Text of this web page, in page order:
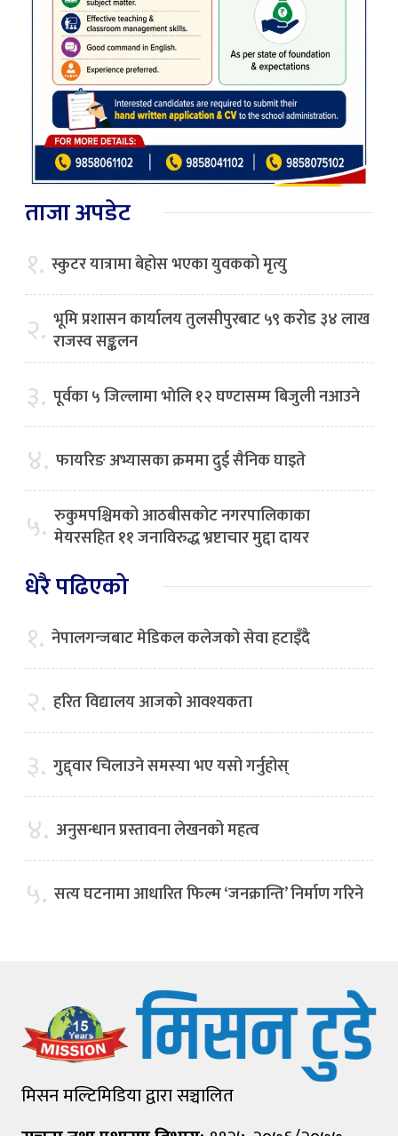
ताजा अपडेट
१. स्कुटर यात्रामा बेहोस भएका युवकको मृत्यु
२. भूमि प्रशासन कार्यालय तुलसीपुरबाट ५९ करोड ३४ लाख
राजस्व सङ्कलन
३. पूर्वका ५ जिल्लामा भाेलि १२ घण्टासम्म बिजुली नआउने
४. फायरिङ अभ्यासका क्रममा दुई सैनिक घाइते
५. रुकुमपश्चिमको आठबीसकोट नगरपालिकाका
मेयरसहित ११ जनाविरुद्ध भ्रष्टाचार मुद्दा दायर
धेरै पढिएको
१. नेपालगन्जबाट मेडिकल कलेजको सेवा हटाइँदै
२. हरित विद्यालय आजको आवश्यकता
३. गुद्द्वार चिलाउने समस्या भए यसो गर्नुहोस्
४. अनुसन्धान प्रस्तावना लेखनको महत्व
५. सत्य घटनामा आधारित फिल्म ‘जनक्रान्ति’ निर्माण गरिने
मिसन मल्टिमिडिया द्वारा सञ्चालित